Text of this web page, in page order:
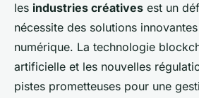
les industries créatives est un
nécessite des solutions
numérique. La technologie
artificielle et les nouvelles
pistes prometteuses pour une